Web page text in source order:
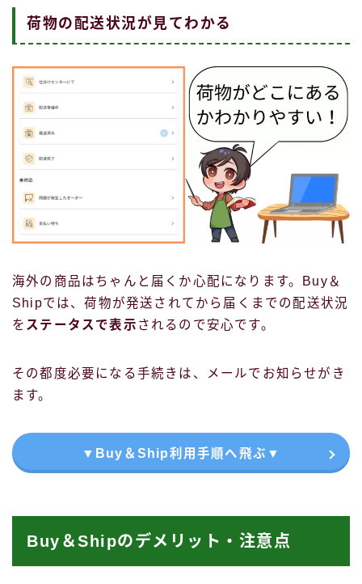
荷物の配送状況が見てわかる
海外の商品はちゃんと届くか心配になります。Buy＆
Shipでは、荷物が発送されてから届くまでの配送状況
を ステータスで表示 されるので安心です。
その都度必要になる手続きは、メールでお知らせがき
ます。
▼Buy＆Ship利用手順へ飛ぶ▼
Buy＆Shipのデメリット・注意点